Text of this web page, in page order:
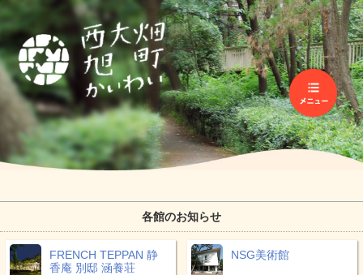
各館のお知らせ
FRENCH TEPPAN 静
香庵 別邸 涵養荘
NSG美術館